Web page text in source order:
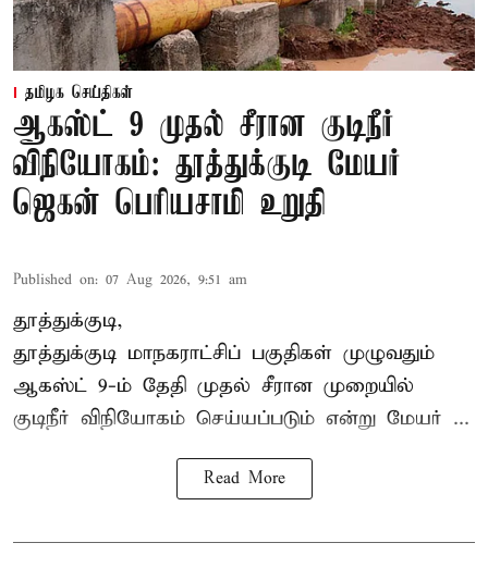
தமிழக செய்திகள்
ஆகஸ்ட் 9 முதல் சீரான குடிநீர்
விநியோகம்: தூத்துக்குடி மேயர்
ஜெகன் பெரியசாமி உறுதி
Published on: 07 Aug 2026, 9:51 am
தூத்துக்குடி,
தூத்துக்குடி மாநகராட்சிப் பகுதிகள் முழுவதும்
ஆகஸ்ட் 9-ம் தேதி முதல் சீரான முறையில்
குடிநீர் விநியோகம் செய்யப்படும் என்று மேயர் ...
Read More